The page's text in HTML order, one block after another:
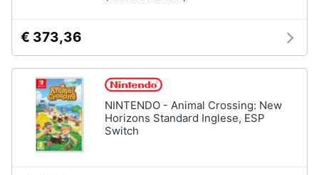
Motori
Libri,
cd
€ 373,36
NINTENDO - Animal Crossing: New
Horizons Standard Inglese, ESP
Switch